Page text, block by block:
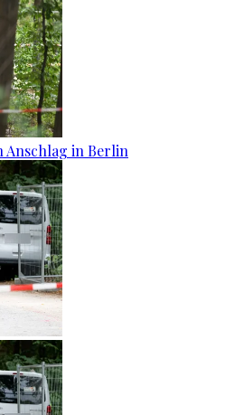
Anschlag in Berlin